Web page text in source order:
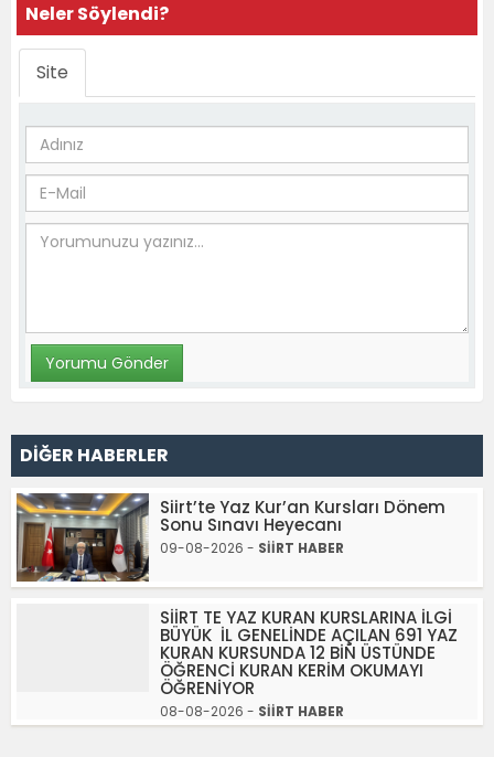
Neler Söylendi?
Site
DİĞER HABERLER
Siirt’te Yaz Kur’an Kursları Dönem
Sonu Sınavı Heyecanı
09-08-2026 - SİİRT HABER
SİİRT TE YAZ KURAN KURSLARINA İLGİ
BÜYÜK İL GENELİNDE AÇILAN 691 YAZ
KURAN KURSUNDA 12 BİN ÜSTÜNDE
ÖĞRENCİ KURAN KERİM OKUMAYI
ÖĞRENİYOR
08-08-2026 - SİİRT HABER